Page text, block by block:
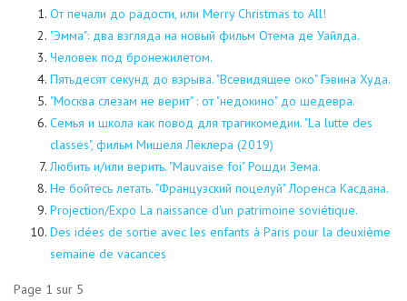
От печали до радости, или Merry Christmas to All!
"Эмма": два взгляда на новый фильм Отема де Уайлда.
Человек под бронежилетом.
Пятьдесят секунд до взрыва. "Всевидящее око" Гэвина Худа.
"Москва слезам не верит" : от "недокино" до шедевра.
Семья и школа как повод для трагикомедии. "La lutte des
classes", фильм Мишеля Леклера (2019)
Любить и/или верить. "Mauvaise foi" Рошди Зема.
Не бойтесь летать. "Французский поцелуй" Лоренса Касдана.
Projection/Expo La naissance d'un patrimoine soviétique.
Des idées de sortie avec les enfants à Paris pour la deuxième
semaine de vacances
Page 1 sur 5